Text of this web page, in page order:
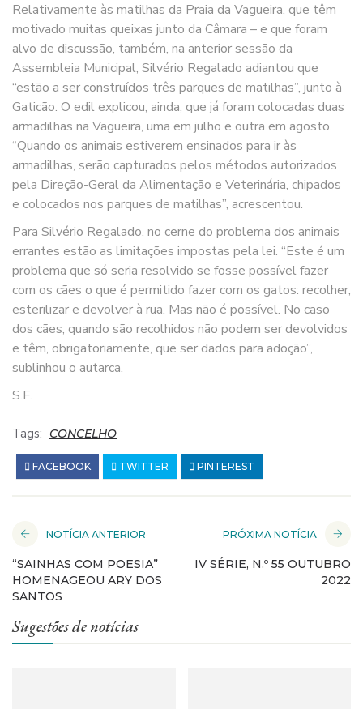
Relativamente às matilhas da Praia da Vagueira, que têm
motivado muitas queixas junto da Câmara – e que foram
alvo de discussão, também, na anterior sessão da
Assembleia Municipal, Silvério Regalado adiantou que
“estão a ser construídos três parques de matilhas”, junto à
Gaticão. O edil explicou, ainda, que já foram colocadas duas
armadilhas na Vagueira, uma em julho e outra em agosto.
“Quando os animais estiverem ensinados para ir às
armadilhas, serão capturados pelos métodos autorizados
pela Direção-Geral da Alimentação e Veterinária, chipados
e colocados nos parques de matilhas”, acrescentou.
Para Silvério Regalado, no cerne do problema dos animais
errantes estão as limitações impostas pela lei. “Este é um
problema que só seria resolvido se fosse possível fazer
com os cães o que é permitido fazer com os gatos: recolher,
esterilizar e devolver à rua. Mas não é possível. No caso
dos cães, quando são recolhidos não podem ser devolvidos
e têm, obrigatoriamente, que ser dados para adoção”,
sublinhou o autarca.
S.F.
Tags: CONCELHO
FACEBOOK TWITTER PINTEREST
NOTÍCIA ANTERIOR
“SAINHAS COM POESIA”
HOMENAGEOU ARY DOS
SANTOS
PRÓXIMA NOTÍCIA
IV SÉRIE, N.º 55 OUTUBRO
2022
Sugestões de notícias